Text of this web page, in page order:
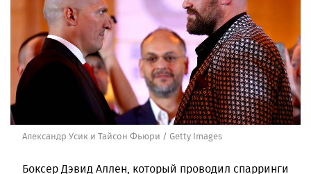
Александр Усик и Тайсон Фьюри / Getty Images
Боксер Дэвид Аллен, который проводил спарринги